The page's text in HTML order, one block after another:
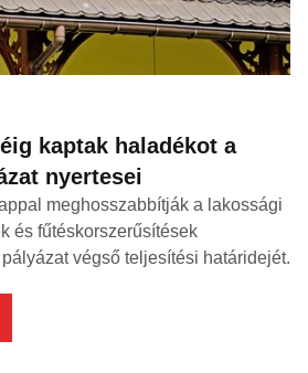
kaptak haladékot a
nyertesei
meghosszabbítják a lakossági
és fűtéskorszerűsítések
végső teljesítési határidejét.